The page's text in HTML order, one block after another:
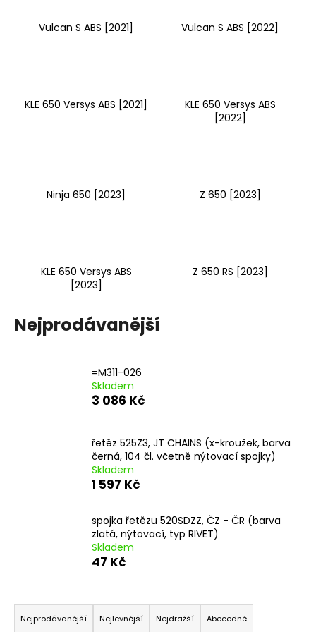
Vulcan S ABS [2021] Vulcan S ABS [2022]
KLE 650 Versys ABS [2021]
KLE 650 Versys ABS
[2022]
Ninja 650 [2023] Z 650 [2023]
KLE 650 Versys ABS
[2023]
Z 650 RS [2023]
Nejprodávanější
=M311-026
Skladem
3 086 Kč
řetěz 525Z3, JT CHAINS (x-kroužek, barva
černá, 104 čl. včetně nýtovací spojky)
Skladem
1 597 Kč
spojka řetězu 520SDZZ, ČZ - ČR (barva
zlatá, nýtovací, typ RIVET)
Skladem
47 Kč
Ř
a
Nejprodávanější Nejlevnější Nejdražší Abecedně